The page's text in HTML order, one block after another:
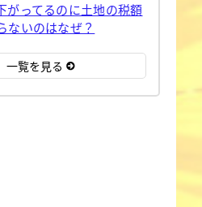
がってるのに土地の税額
ないのはなぜ？
一覧を見る